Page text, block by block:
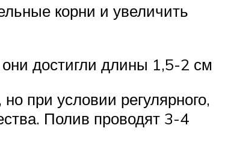
корни и увеличить
достигли длины 1,5-2 см
при условии регулярного,
Полив проводят 3-4